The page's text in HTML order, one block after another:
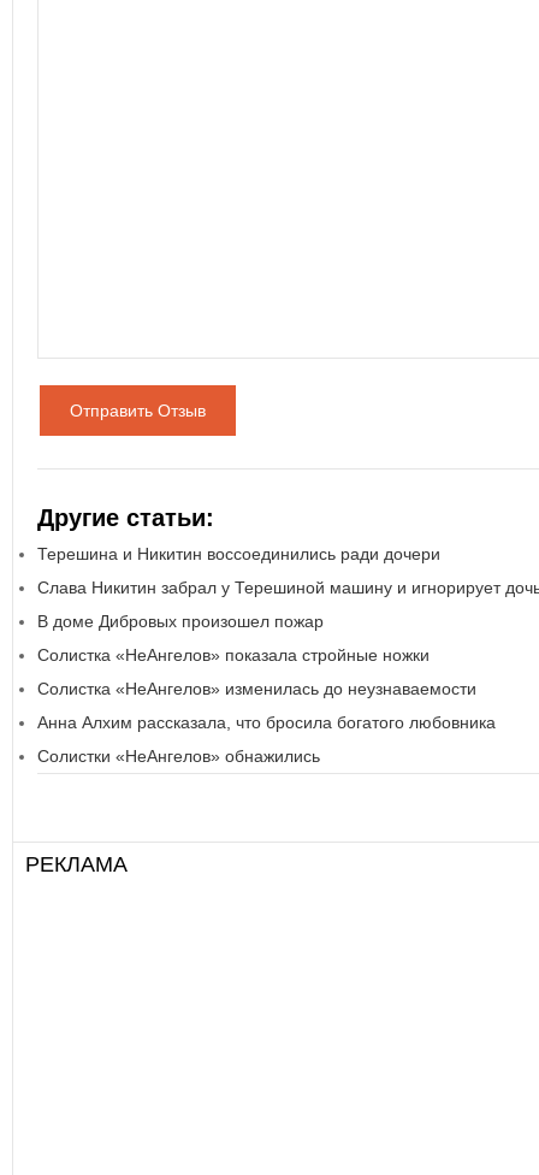
Отправить Отзыв
Другие статьи:
Терешина и Никитин воссоединились ради дочери
Слава Никитин забрал у Терешиной машину и игнорирует
В доме Дибровых произошел пожар
Солистка «НеАнгелов» показала стройные ножки
Солистка «НеАнгелов» изменилась до неузнаваемости
Анна Алхим рассказала, что бросила богатого любовника
Солистки «НеАнгелов» обнажились
РЕКЛАМА